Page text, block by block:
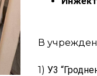
В
1) У3